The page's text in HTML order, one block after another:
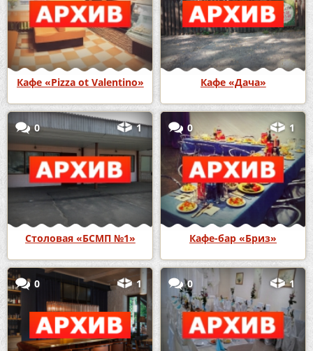
Кафе «Pizza ot Valentino» Кафе «Дача»
0 1
Столовая «БСМП №1»
0 1
Кафе-бар «Бриз»
0 1 0 1